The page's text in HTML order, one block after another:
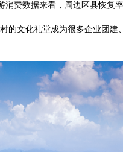
费数据来看，周边区县恢复
文化礼堂成为很多企业团建